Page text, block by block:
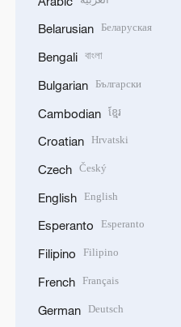
Belarusian Беларуская
Bengali বাংলা
Bulgarian Български
Cambodian ខ្មែរ
Croatian Hrvatski
Czech Český
English English
Esperanto Esperanto
Filipino Filipino
French Français
German Deutsch